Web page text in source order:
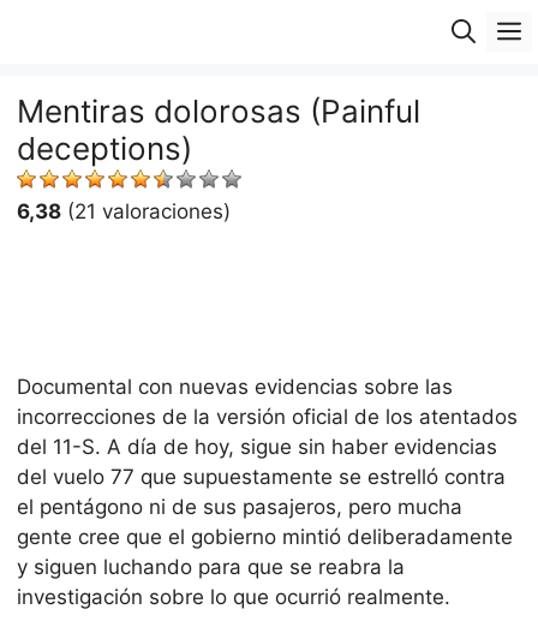
Mentiras dolorosas (Painful
deceptions)
6,38 (21 valoraciones)
Documental con nuevas evidencias sobre las
incorrecciones de la versión oficial de los atentados
del 11-S. A día de hoy, sigue sin haber evidencias
del vuelo 77 que supuestamente se estrelló contra
el pentágono ni de sus pasajeros, pero mucha
gente cree que el gobierno mintió deliberadamente
y siguen luchando para que se reabra la
investigación sobre lo que ocurrió realmente.